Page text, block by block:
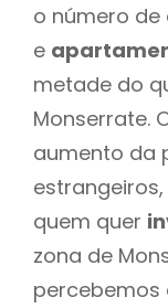
o número de
e
metade do
Monserrate.
aumento da
quem quer
zona de
percebemos